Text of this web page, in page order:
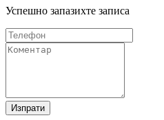
Успешно запазихте записа
Изпрати